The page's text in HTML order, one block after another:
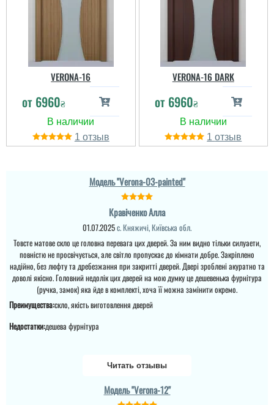
В первую очередь
стоимость, но по
качеству тоже всё
супер!
читати всі відгуки
VERONA-16
от 6960₴
1
VERONA-16 DARK
от 6960₴
1
Модель "Verona-03-painted"
Кравіченко Алла
01.07.2025с. Княжичі, Київська обл.
Товсте матове скло це головна перевага цих дверей. За ним видно тільки силуаети,
повністю не просвічується, але світло пропускає до кімнати добре. Закріплено
надійно, без люфту та дребезжання при закритті дверей. Двері зроблені акуратно та
доволі якісно. Головний недолік цих дверей на мою думку це дешевенька фурнітура
(ручка, замок) яка йде в комплекті, хоча її можна замінити окремо.
Преимущества:скло, якість виготовлення дверей
Недостатки:дешева фурнітура
Читать отзывы
Модель "Verona-12"